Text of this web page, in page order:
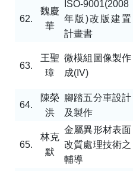
62.
魏慶
華
ISO-9001(2008
年版 )改版建置
計畫書
63.
王聖
璋
微模組圖像製作
成(IV)
64.
陳榮
洪
腳踏五分車設計
及製作
65.
林克
默
金屬異形材表面
改質處理技術之
輔導